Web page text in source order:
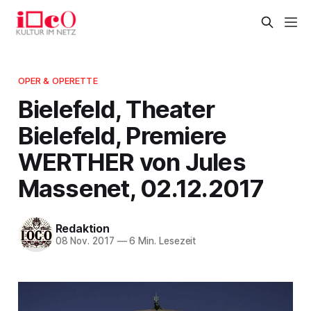
OPER & OPERETTE
Bielefeld, Theater
Bielefeld, Premiere
WERTHER von Jules
Massenet, 02.12.2017
Redaktion
08 Nov. 2017 —6 Min. Lesezeit